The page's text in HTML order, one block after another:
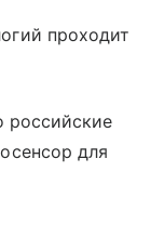
проходит
российские
для